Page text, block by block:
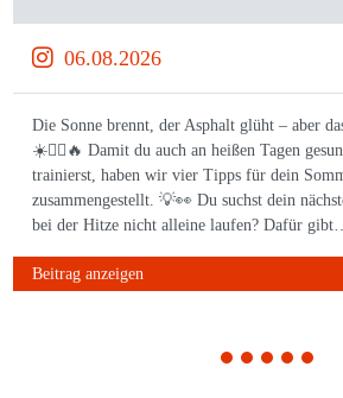
06.08.2026
Die Sonne brennt, der Asphalt glüht – aber
☀️🏃‍♀️🔥 Damit du auch an heißen Tagen
trainierst, haben wir vier Tipps für dein
zusammengestellt. 💡👀 Du suchst dein
bei der Hitze nicht alleine laufen? Dafür gibt…
Beitrag anzeigen
1 2 3 4 5